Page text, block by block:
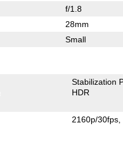
f/1.8
28mm
Small
Stabilization
HDR
2160p/30fps